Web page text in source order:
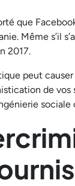
que
Même s’il
2017.
peut
de vos